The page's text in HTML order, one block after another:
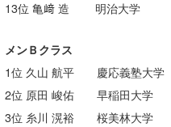
13位 亀﨑 造 明治大学
メンＢクラス
1位 久山 航平 慶応義塾大学
2位 原田 峻佑 早稲田大学
3位 糸川 滉裕 桜美林大学
KOBU
MIN
mitz